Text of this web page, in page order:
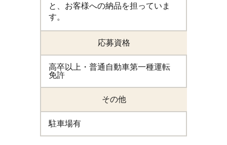
と、お客様への納品を担っていま
す。
応募資格
高卒以上・普通自動車第一種運転
免許
その他
駐車場有